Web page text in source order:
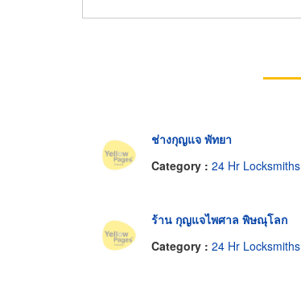
ช่างกุญแจ พัทยา
Category : 24 Hr Locksmiths
ร้าน กุญแจไพศาล พิษณุโลก
Category : 24 Hr Locksmiths